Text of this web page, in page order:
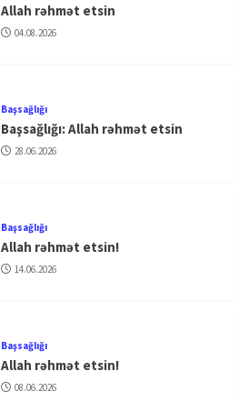
Allah rəhmət etsin
04.08.2026
Başsağlığı
Başsağlığı: Allah rəhmət etsin
28.06.2026
Başsağlığı
Allah rəhmət etsin!
14.06.2026
Başsağlığı
Allah rəhmət etsin!
08.06.2026